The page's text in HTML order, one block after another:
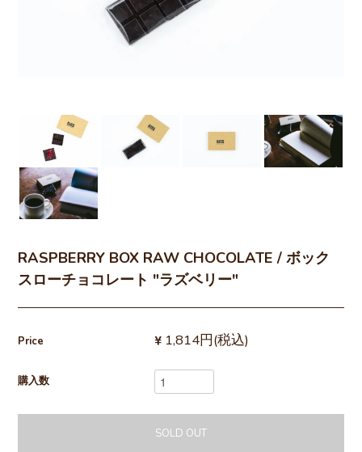
RASPBERRY BOX RAW CHOCOLATE / ボック
スローチョコレート "ラズベリー"
Price 1,814円(税込)
購入数
SOLD OUT